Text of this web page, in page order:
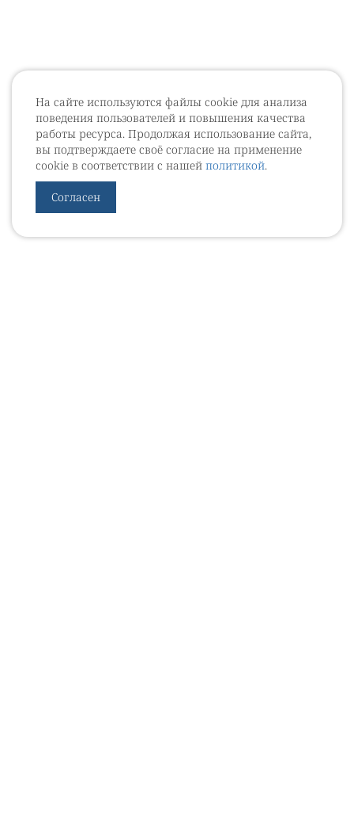
На сайте используются файлы cookie для анализа
поведения пользователей и повышения качества
работы ресурса. Продолжая использование сайта,
вы подтверждаете своё согласие на применение
cookie в соответствии с нашей политикой.
Согласен